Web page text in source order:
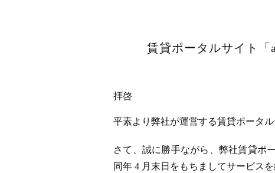
賃貸ポータルサイト
拝啓
平素より弊社が運営する賃貸ポータ
さて、誠に勝手ながら、弊社賃貸ポ
同年 4 月末日をもちましてサービス